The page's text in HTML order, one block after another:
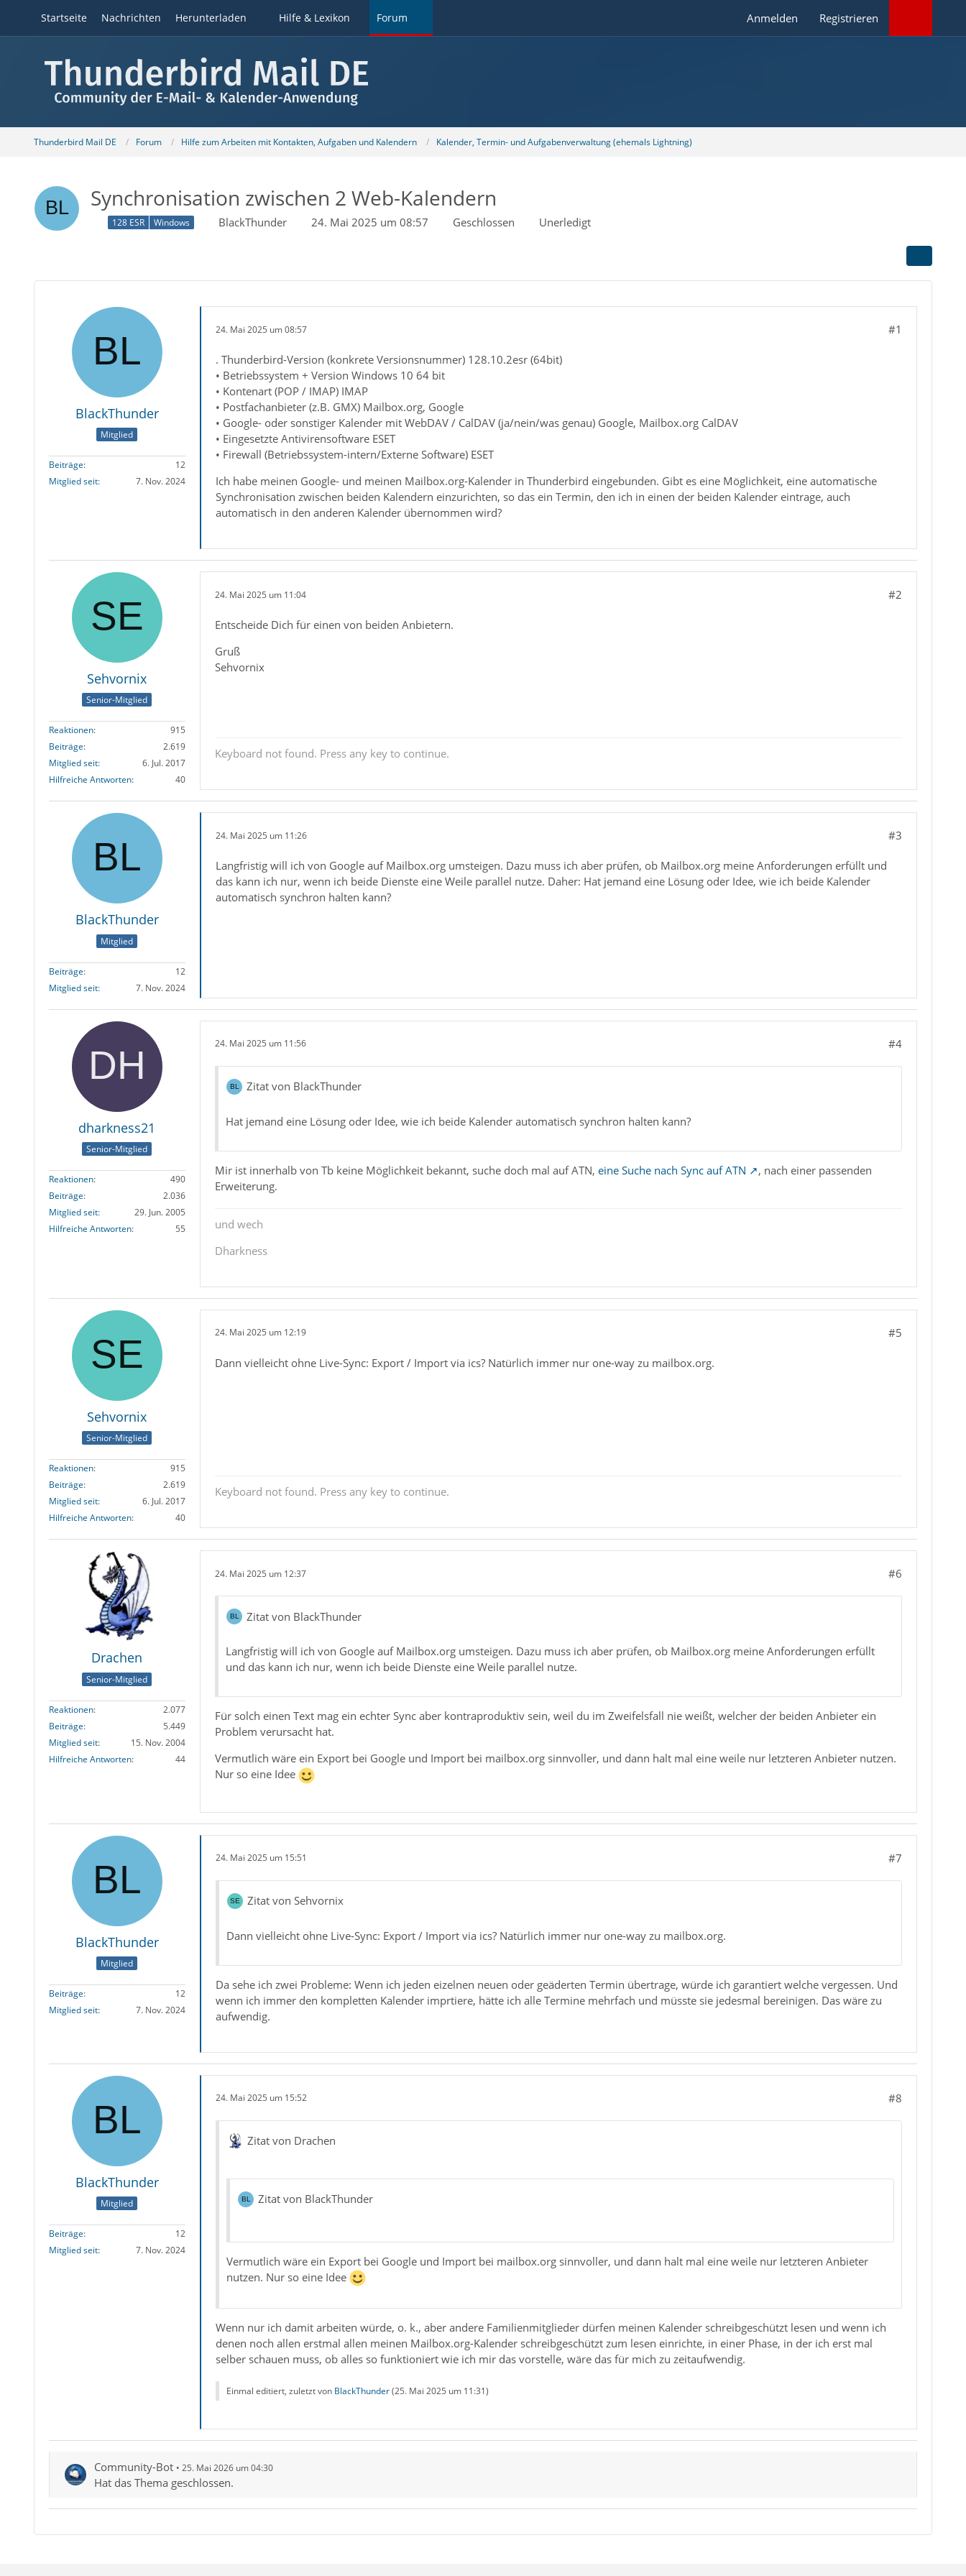
Startseite Nachrichten Herunterladen Hilfe & Lexikon Forum Anmelden Registrieren
Thunderbird Mail DE Forum Hilfe zum Arbeiten mit Kontakten, Aufgaben und Kalendern Kalender, Termin- und Aufgabenverwaltung (ehemals Lightning)
Synchronisation zwischen 2 Web-Kalendern
128 ESR Windows BlackThunder 24. Mai 2025 um 08:57 Geschlossen Unerledigt
BlackThunder
Mitglied
Beiträge
12
Mitglied seit
7. Nov. 2024
24. Mai 2025 um 08:57 #1
. Thunderbird-Version (konkrete Versionsnummer) 128.10.2esr (64bit)
• Betriebssystem + Version Windows 10 64 bit
• Kontenart (POP / IMAP) IMAP
• Postfachanbieter (z.B. GMX) Mailbox.org, Google
• Google- oder sonstiger Kalender mit WebDAV / CalDAV (ja/nein/was genau) Google, Mailbox.org CalDAV
• Eingesetzte Antivirensoftware ESET
• Firewall (Betriebssystem-intern/Externe Software) ESET
Ich habe meinen Google- und meinen Mailbox.org-Kalender in Thunderbird eingebunden. Gibt es eine Möglichkeit, eine automatische
Synchronisation zwischen beiden Kalendern einzurichten, so das ein Termin, den ich in einen der beiden Kalender eintrage, auch
automatisch in den anderen Kalender übernommen wird?
Sehvornix
Senior-Mitglied
Reaktionen
915
Beiträge
2.619
Mitglied seit
6. Jul. 2017
Hilfreiche Antworten
40
24. Mai 2025 um 11:04 #2
Entscheide Dich für einen von beiden Anbietern.
Gruß
Sehvornix
Keyboard not found. Press any key to continue.
BlackThunder
Mitglied
Beiträge
12
Mitglied seit
7. Nov. 2024
24. Mai 2025 um 11:26 #3
Langfristig will ich von Google auf Mailbox.org umsteigen. Dazu muss ich aber prüfen, ob Mailbox.org meine Anforderungen erfüllt und
das kann ich nur, wenn ich beide Dienste eine Weile parallel nutze. Daher: Hat jemand eine Lösung oder Idee, wie ich beide Kalender
automatisch synchron halten kann?
dharkness21
Senior-Mitglied
Reaktionen
490
Beiträge
2.036
Mitglied seit
29. Jun. 2005
Hilfreiche Antworten
55
24. Mai 2025 um 11:56 #4
Zitat von BlackThunder
Hat jemand eine Lösung oder Idee, wie ich beide Kalender automatisch synchron halten kann?
Mir ist innerhalb von Tb keine Möglichkeit bekannt, suche doch mal auf ATN, eine Suche nach Sync auf ATN
, nach einer passenden
Erweiterung.
und wech
Dharkness
Sehvornix
Senior-Mitglied
Reaktionen
915
Beiträge
2.619
Mitglied seit
6. Jul. 2017
Hilfreiche Antworten
40
24. Mai 2025 um 12:19 #5
Dann vielleicht ohne Live-Sync: Export / Import via ics? Natürlich immer nur one-way zu mailbox.org.
Keyboard not found. Press any key to continue.
Drachen
Senior-Mitglied
Reaktionen
2.077
Beiträge
5.449
Mitglied seit
15. Nov. 2004
Hilfreiche Antworten
44
24. Mai 2025 um 12:37 #6
Zitat von BlackThunder
Langfristig will ich von Google auf Mailbox.org umsteigen. Dazu muss ich aber prüfen, ob Mailbox.org meine Anforderungen erfüllt
und das kann ich nur, wenn ich beide Dienste eine Weile parallel nutze.
Für solch einen Text mag ein echter Sync aber kontraproduktiv sein, weil du im Zweifelsfall nie weißt, welcher der beiden Anbieter ein
Problem verursacht hat.
Vermutlich wäre ein Export bei Google und Import bei mailbox.org sinnvoller, und dann halt mal eine weile nur letzteren Anbieter nutzen.
Nur so eine Idee
BlackThunder
Mitglied
Beiträge
12
Mitglied seit
7. Nov. 2024
24. Mai 2025 um 15:51 #7
Zitat von Sehvornix
Dann vielleicht ohne Live-Sync: Export / Import via ics? Natürlich immer nur one-way zu mailbox.org.
Da sehe ich zwei Probleme: Wenn ich jeden eizelnen neuen oder geäderten Termin übertrage, würde ich garantiert welche vergessen. Und
wenn ich immer den kompletten Kalender imprtiere, hätte ich alle Termine mehrfach und müsste sie jedesmal bereinigen. Das wäre zu
aufwendig.
BlackThunder
Mitglied
Beiträge
12
Mitglied seit
7. Nov. 2024
24. Mai 2025 um 15:52 #8
Zitat von Drachen
Zitat von BlackThunder
Vermutlich wäre ein Export bei Google und Import bei mailbox.org sinnvoller, und dann halt mal eine weile nur letzteren Anbieter
nutzen. Nur so eine Idee
Wenn nur ich damit arbeiten würde, o. k., aber andere Familienmitglieder dürfen meinen Kalender schreibgeschützt lesen und wenn ich
denen noch allen erstmal allen meinen Mailbox.org-Kalender schreibgeschützt zum lesen einrichte, in einer Phase, in der ich erst mal
selber schauen muss, ob alles so funktioniert wie ich mir das vorstelle, wäre das für mich zu zeitaufwendig.
Einmal editiert, zuletzt von BlackThunder(25. Mai 2025 um 11:31)
Community-Bot 25. Mai 2026 um 04:30
Hat das Thema geschlossen.